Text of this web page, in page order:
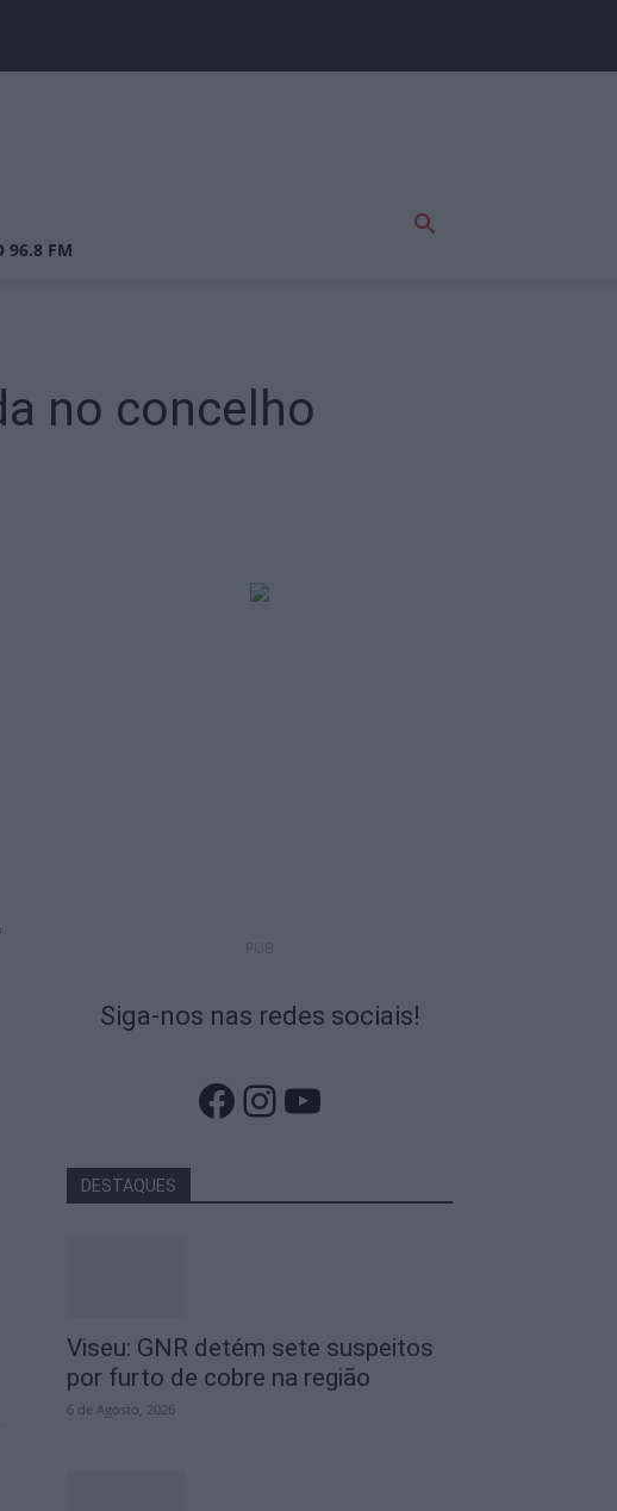
96.8 FM
no concelho
Siga-nos nas redes sociais!
Facebook
Instagram
YouTube
DESTAQUES
Viseu: GNR detém sete suspeitos
por furto de cobre na região
6 de Agosto, 2026